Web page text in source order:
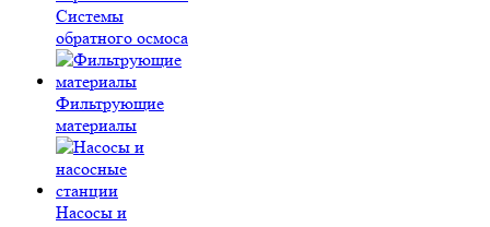
Системы
обратного осмоса
Фильтрующие
материалы
Насосы и